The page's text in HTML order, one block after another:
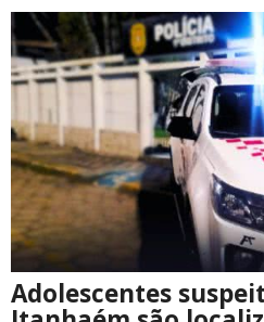
Adolescentes